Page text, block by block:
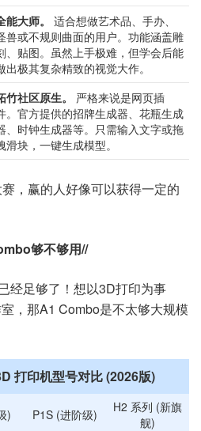
能大师。
适合想做艺术品、手办、
兽或不规则曲面的用户。功能涵盖雕
、贴图。虽然上手极难，但学会后能
出极其复杂精致的视觉大作。
竹社区原生。
严格来说是网页插
。官方提供的招牌生成器、花瓶生成
、时钟生成器等。只需输入文字或拖
滑块，一键生成模型。
，赢的人好像可以获得一定的
够不够用//
经足够了！想以3D打印为事
，那A1 Combo是不太够大规模
打印机型号对比 (2026版)
) P1S (进阶级)
H2 系列 (新旗
舰)